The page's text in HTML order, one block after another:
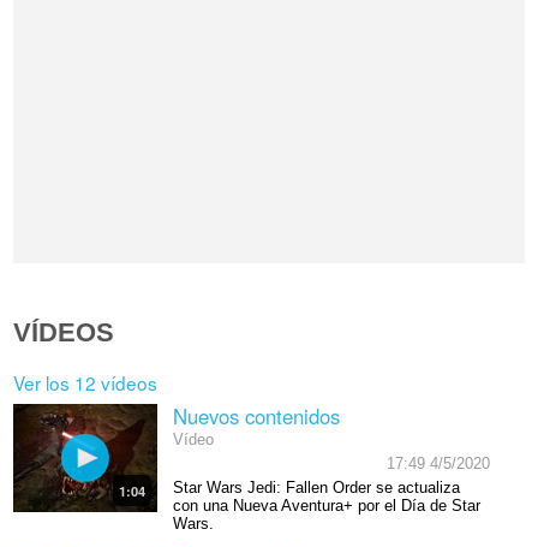
VÍDEOS
Ver los 12 vídeos
1:04
Nuevos contenidos
Vídeo
17:49 4/5/2020
Star Wars Jedi: Fallen Order se actualiza
con una Nueva Aventura+ por el Día de Star
Wars.